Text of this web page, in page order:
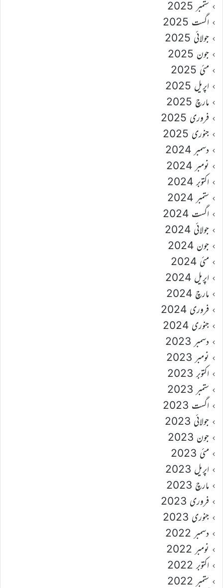
ستمبر 2025
اگست 2025
جولائی 2025
جون 2025
مئی 2025
اپریل 2025
مارچ 2025
فروری 2025
جنوری 2025
دسمبر 2024
نومبر 2024
اکتوبر 2024
ستمبر 2024
اگست 2024
جولائی 2024
جون 2024
مئی 2024
اپریل 2024
مارچ 2024
فروری 2024
جنوری 2024
دسمبر 2023
نومبر 2023
اکتوبر 2023
ستمبر 2023
اگست 2023
جولائی 2023
جون 2023
مئی 2023
اپریل 2023
مارچ 2023
فروری 2023
جنوری 2023
دسمبر 2022
نومبر 2022
اکتوبر 2022
ستمبر 2022